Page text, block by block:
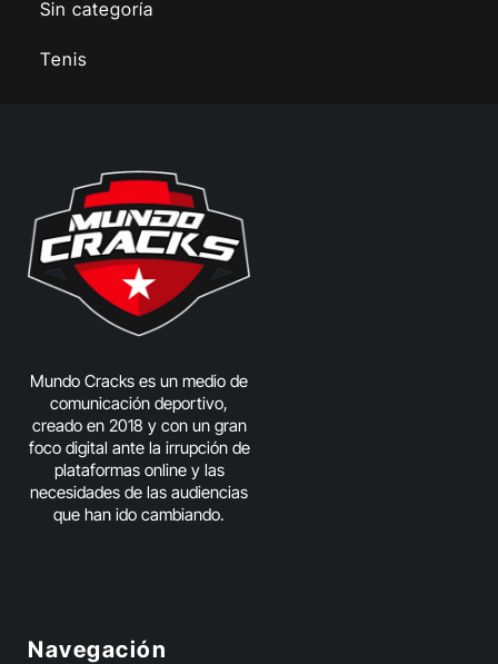
Sin categoría
Tenis
Mundo Cracks es un medio de
comunicación deportivo,
creado en 2018 y con un gran
foco digital ante la irrupción de
plataformas online y las
necesidades de las audiencias
que han ido cambiando.
Navegación